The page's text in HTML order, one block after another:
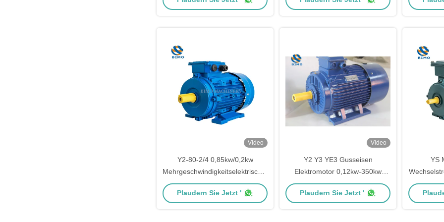
Drehstrom-Induktions-
50/60 Hz Induktionsmotor
Video
Y2-80-2/4 0,85kw/0,2kw
Mehrgeschwindigkeitselektrischer
Induktionsmotor Drei-Phasen-
Wechselstrommotor
Plaudern Sie Jetzt '
Video
Y2 Y3 YE3 Gusseisen
Elektromotor 0,12kw-350kw
Dreiphasige asynchrone
Elektromotor
Plaudern Sie Jetzt '
YS